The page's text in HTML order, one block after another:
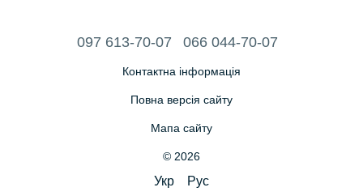
097 613-70-07 066 044-70-07
Контактна інформація
Повна версія сайту
Мапа сайту
© 2026
Укр Рус